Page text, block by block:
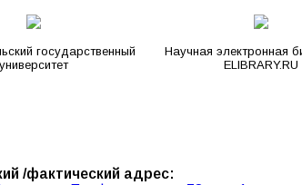
государственный
университет
Научная электронная
ELIBRARY.RU
/фактический адрес: